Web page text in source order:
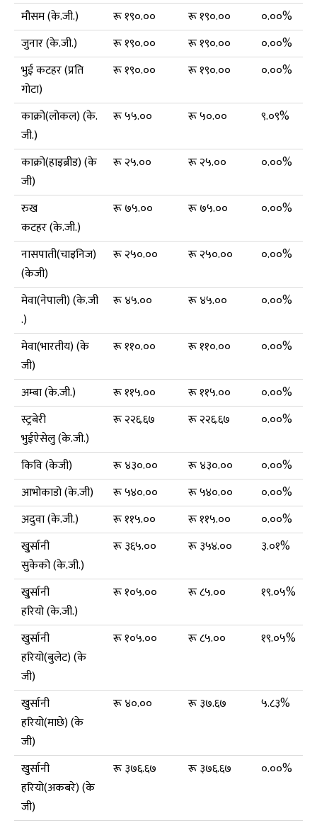
मौसम (के.जी.) रू १९०.०० रू १९०.००
०.००%
जुनार (के.जी.)
रू १९०.०० रू १९०.००
०.००%
भुई कटहर (प्रति
गोटा)
रू १९०.०० रू १९०.०० ०.००%
काक्रो(लोकल) (के.
जी.)
रू ५५.०० रू ५०.०० ९.०९%
काक्रो(हाइब्रीड) (के
जी)
रू २५.०० रू २५.०० ०.००%
रुख
कटहर (के.जी.)
रू ७५.०० रू ७५.०० ०.००%
नासपाती(चाइनिज)
(केजी)
रू २५०.०० रू २५०.०० ०.००%
मेवा(नेपाली) (के.जी
.)
रू ४५.०० रू ४५.०० ०.००%
मेवा(भारतीय) (के
जी)
रू ११०.०० रू ११०.०० ०.००%
अम्बा (के.जी.) रू ११५.०० रू ११५.००
०.००%
स्ट्रबेरी
भुईऐसेलु (के.जी.)
रू २२६.६७ रू २२६.६७ ०.००%
किवि (केजी) रू ४३०.०० रू ४३०.००
०.००%
आभोकाडो (के.जी)
रू ५४०.०० रू ५४०.००
०.००%
अदुवा (के.जी.)
रू ११५.०० रू ११५.००
०.००%
खु्र्सानी
सुकेको (के.जी.)
रू ३६५.०० रू ३५४.०० ३.०१%
खु्र्सानी
हरियो (के.जी.)
रू १०५.०० रू ८५.०० १९.०५%
खुर्सानी
हरियो(बुलेट) (के
जी)
रू १०५.०० रू ८५.०० १९.०५%
खुर्सानी
हरियो(माछे) (के
जी)
रू ४०.०० रू ३७.६७ ५.८३%
खुर्सानी
हरियो(अकबरे) (के
जी)
रू ३७६.६७ रू ३७६.६७ ०.००%